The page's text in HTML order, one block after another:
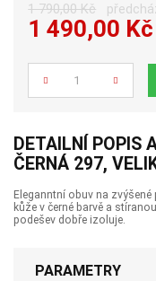
1 790,00 Kč
1 490,00 Kč
Počet
DETAILNÍ POPIS
ČERNÁ 297,
Eleganntní obuv na
kůže v černé barvě a
podešev dobře izoluje.
PARAMETRY